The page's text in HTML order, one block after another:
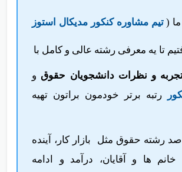
ما (تیم مشاوره کنکور مدیکال استوز
تا یه معرفی رشته عالی و کامل با
تجربه و نظرات دانشجویان حقوقو
صدرشته حقوق مثل بازار کار، آینده